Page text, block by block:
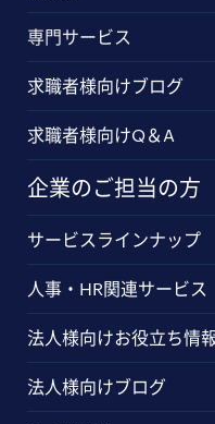
専門サービス
求職者様向けブログ
求職者様向けQ＆A
企業のご担当の方
サービスラインナップ
人事・HR関連サービス
法人様向けお役立ち情
法人様向けブログ